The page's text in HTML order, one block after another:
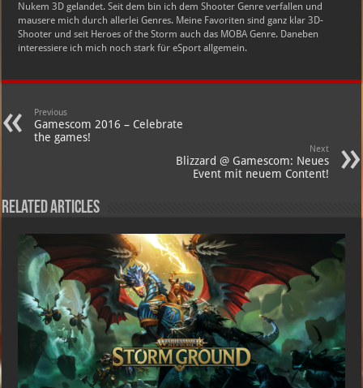
Nukem 3D gelandet. Seit dem bin ich dem Shooter Genre verfallen und
mausere mich durch allerlei Genres. Meine Favoriten sind ganz klar 3D-
Shooter und seit Heroes of the Storm auch das MOBA Genre. Daneben
interessiere ich mich noch stark für eSport allgemein.
Previous
Gamescom 2016 – Celebrate
the games!
Next
Blizzard @ Gamescom: Neues
Event mit neuem Content!
Related Articles